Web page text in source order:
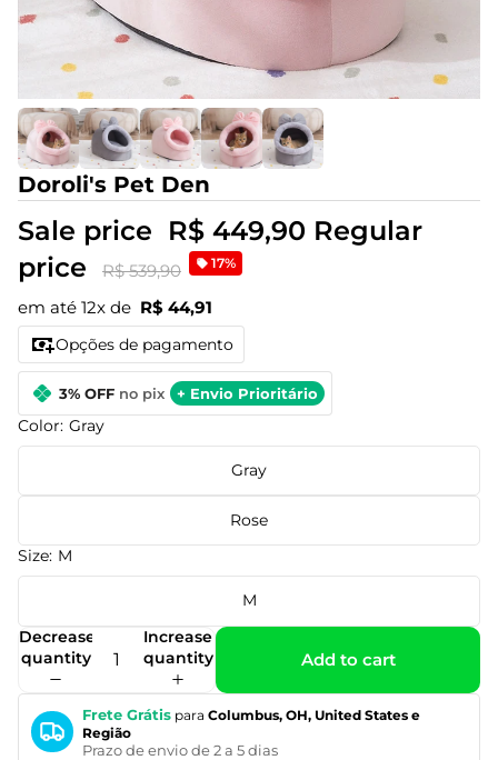
Doroli's Pet Den
Sale price R$ 449,90 Regular
price
R$ 539,90 17%
em até 12x de R$ 44,91
Opções de pagamento
3% OFF no pix + Envio Prioritário
Color: Gray
Gray
Rose
Size: M
M
Decrease
quantity
Increase
quantity
Add to cart
Frete Grátis para Columbus, OH, United States e
Região
Prazo de envio de 2 a 5 dias